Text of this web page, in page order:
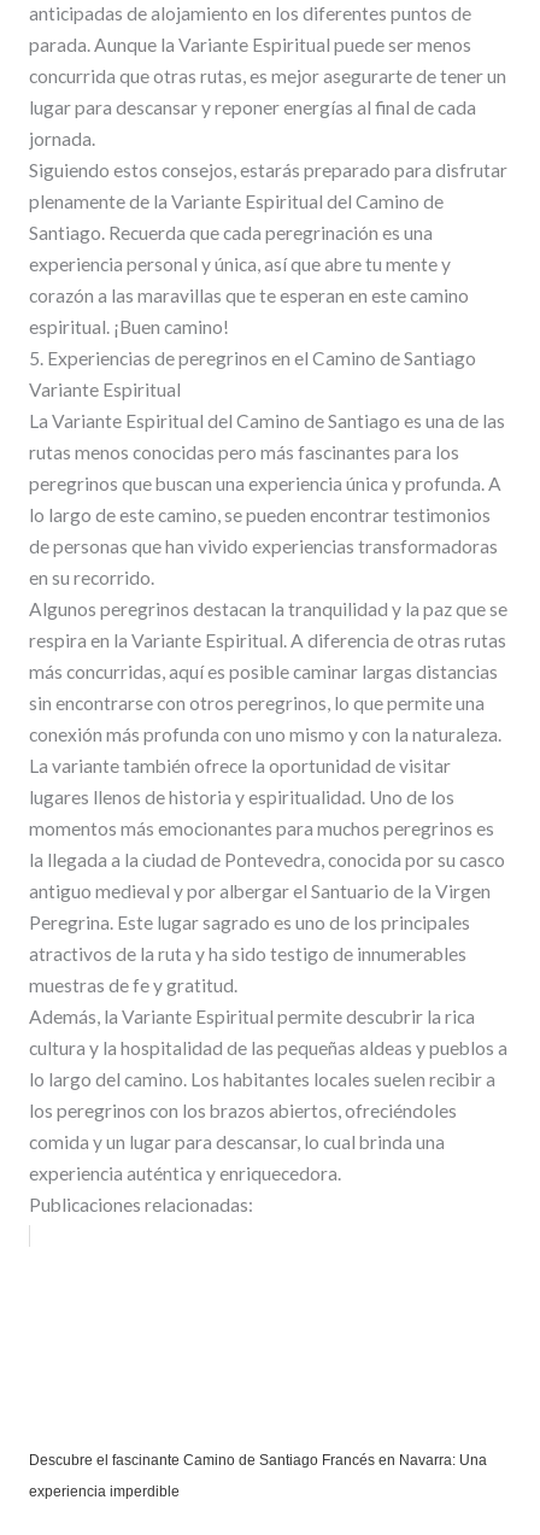
anticipadas de alojamiento en los diferentes puntos de
parada. Aunque la Variante Espiritual puede ser menos
concurrida que otras rutas, es mejor asegurarte de tener un
lugar para descansar y reponer energías al final de cada
jornada.
Siguiendo estos consejos, estarás preparado para disfrutar
plenamente de la Variante Espiritual del Camino de
Santiago. Recuerda que cada peregrinación es una
experiencia personal y única, así que abre tu mente y
corazón a las maravillas que te esperan en este camino
espiritual. ¡Buen camino!
5. Experiencias de peregrinos en el Camino de Santiago
Variante Espiritual
La Variante Espiritual del Camino de Santiago es una de las
rutas menos conocidas pero más fascinantes para los
peregrinos que buscan una experiencia única y profunda. A
lo largo de este camino, se pueden encontrar testimonios
de personas que han vivido experiencias transformadoras
en su recorrido.
Algunos peregrinos destacan la tranquilidad y la paz que se
respira en la Variante Espiritual. A diferencia de otras rutas
más concurridas, aquí es posible caminar largas distancias
sin encontrarse con otros peregrinos, lo que permite una
conexión más profunda con uno mismo y con la naturaleza.
La variante también ofrece la oportunidad de visitar
lugares llenos de historia y espiritualidad. Uno de los
momentos más emocionantes para muchos peregrinos es
la llegada a la ciudad de Pontevedra, conocida por su casco
antiguo medieval y por albergar el Santuario de la Virgen
Peregrina. Este lugar sagrado es uno de los principales
atractivos de la ruta y ha sido testigo de innumerables
muestras de fe y gratitud.
Además, la Variante Espiritual permite descubrir la rica
cultura y la hospitalidad de las pequeñas aldeas y pueblos a
lo largo del camino. Los habitantes locales suelen recibir a
los peregrinos con los brazos abiertos, ofreciéndoles
comida y un lugar para descansar, lo cual brinda una
experiencia auténtica y enriquecedora.
Publicaciones relacionadas:
Descubre el fascinante Camino de Santiago Francés en Navarra: Una
experiencia imperdible